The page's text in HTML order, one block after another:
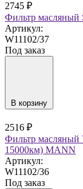
2745 ₽
Фильтр масляный
Артикул:
W11102/37
Под заказ
В корзину
2516 ₽
Фильтр
15000км) MANN
Артикул:
W11102/36
Под заказ